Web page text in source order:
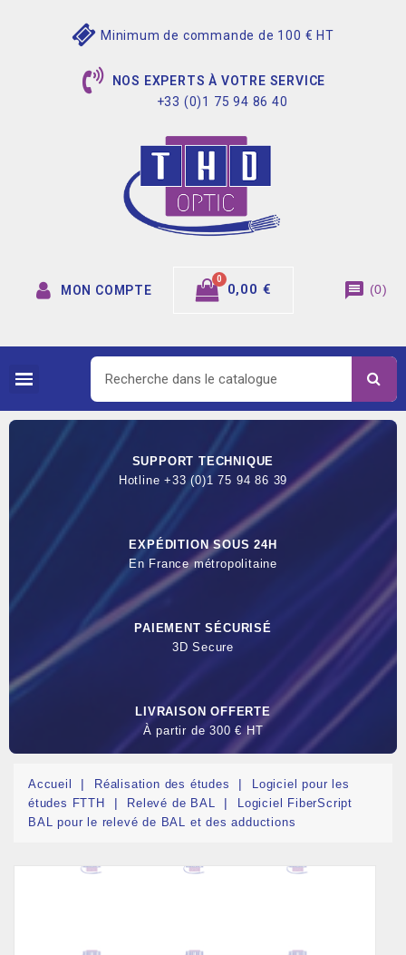
Minimum de commande de 100 € HT
NOS EXPERTS À VOTRE SERVICE
+33 (0)1 75 94 86 40
MON COMPTE 0,00 € message (0)
SUPPORT TECHNIQUE
Hotline +33 (0)1 75 94 86 39
EXPÉDITION SOUS 24H
En France métropolitaine
PAIEMENT SÉCURISÉ
3D Secure
LIVRAISON OFFERTE
À partir de 300 € HT
Accueil Réalisation des études
Logiciel pour les
études FTTH
Relevé de BAL
Logiciel FiberScript
BAL pour le relevé de BAL et des adductions